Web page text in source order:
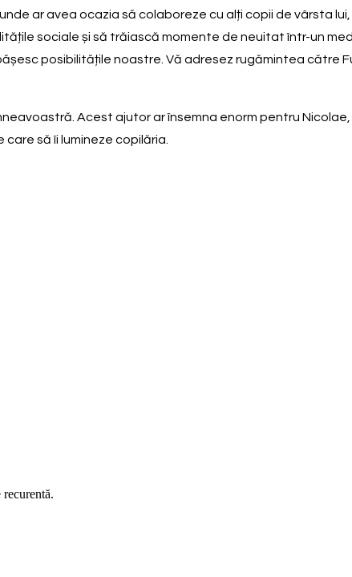
ar avea ocazia să colaboreze cu alți copii de vârsta
sociale și să trăiască momente de neuitat într-un
posibilitățile noastre. Vă adresez rugămintea către
Acest ajutor ar însemna enorm pentru
să îi lumineze copilăria.
recurentă.